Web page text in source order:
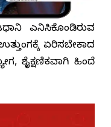
ಎನಿಸಿಕೊಂಡಿರುವ
‌ಏರಿಸಬೇಕಾದ
ಶೈಕ್ಷಣಿಕವಾಗಿ ಹಿಂದೆ